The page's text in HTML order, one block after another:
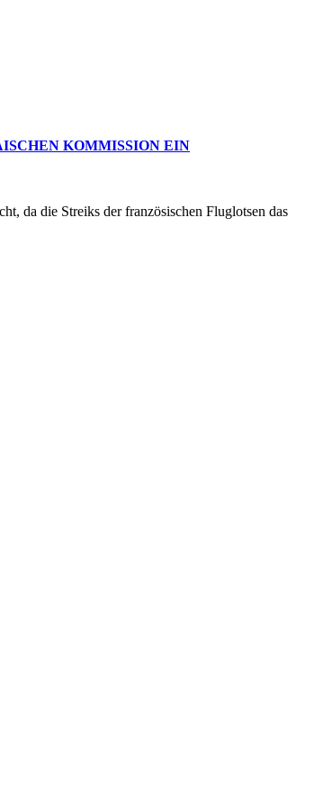
KOMMISSION EIN
da die Streiks der französischen Fluglotsen das